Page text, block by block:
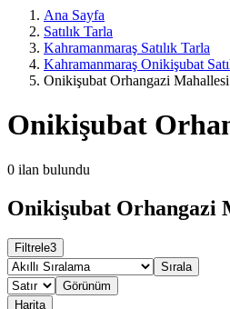
Ana Sayfa
Satılık Tarla
Kahramanmaraş Satılık Tarla
Kahramanmaraş Onikişubat
Onikişubat Orhangazi Mahallesi
Onikişubat
0 ilan bulundu
Onikişubat Orhangazi
Filtrele3
Sırala
Görünüm
Harita